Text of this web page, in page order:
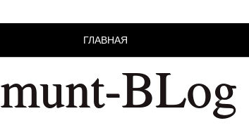
ГЛАВНАЯ
BLog